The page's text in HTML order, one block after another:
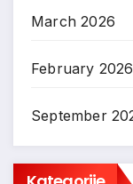
March 2026
February 2026
September